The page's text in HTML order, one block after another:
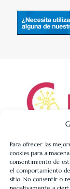
Para ofrecer las
cookies para
consentimiento de
el comportamiento
sitio. No consentir o
LIBRERÍA
de Fondos
competitividad de